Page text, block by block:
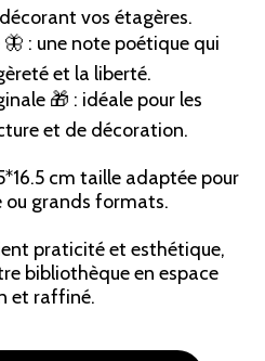
vos étagères.
: une note poétique qui
et la liberté.
🎁 : idéale pour les
et de décoration.
cm taille adaptée pour
ou grands formats.
praticité et esthétique,
bibliothèque en espace
et raffiné.